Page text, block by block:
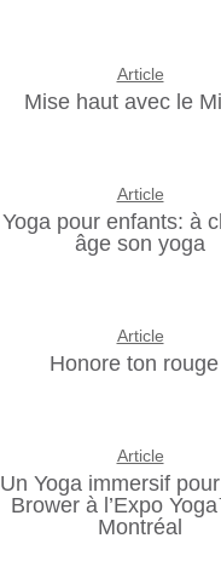
Article
Mise haut avec le
Article
Yoga pour enfants: à
âge son yoga
Article
Honore ton
Article
Un Yoga immersif
Brower à l’Expo
Montréal